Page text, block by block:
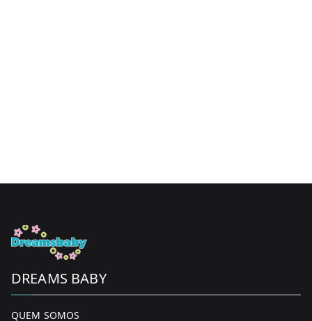
DREAMS BABY
QUEM SOMOS